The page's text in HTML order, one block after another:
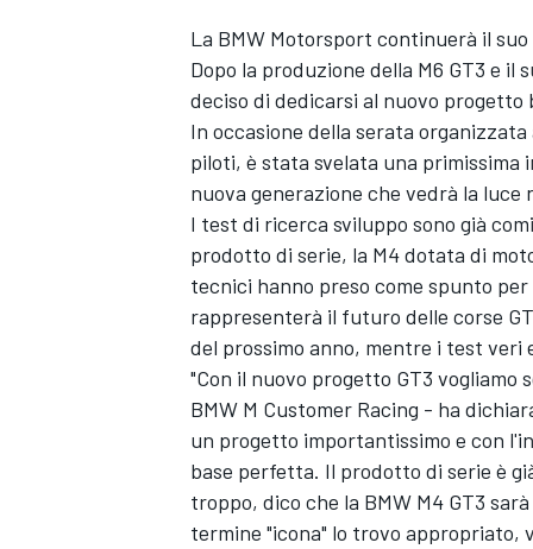
MONOPOSTO
La BMW Motorsport continuerà il
Dopo la produzione della M6 GT3 e il
deciso di dedicarsi al nuovo progetto
In occasione della serata
piloti, è stata svelata una primissima
nuova generazione che vedrà la luce
I test di ricerca sviluppo sono già
prodotto di serie, la M4 dotata di
tecnici hanno preso come spunto
rappresenterà il futuro delle corse
del prossimo anno, mentre i test veri
"Con il nuovo progetto GT3
BMW M Customer Racing - ha
un progetto importantissimo e con
base perfetta. Il prodotto di serie è
troppo, dico che la BMW M4 GT3
termine "icona" lo trovo appropriato,